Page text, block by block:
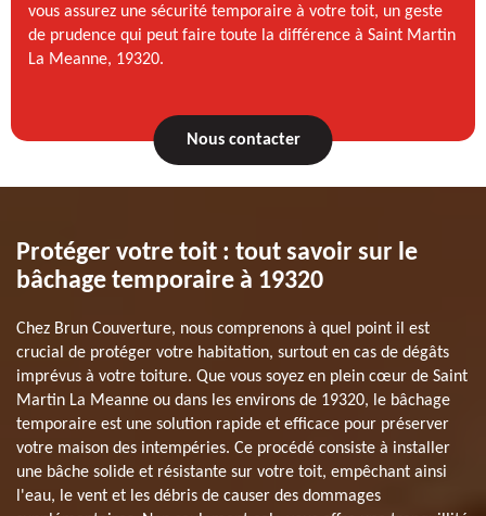
vous assurez une sécurité temporaire à votre toit, un geste
de prudence qui peut faire toute la différence à Saint Martin
La Meanne, 19320.
Nous contacter
Protéger votre toit : tout savoir sur le
bâchage temporaire à 19320
Chez Brun Couverture, nous comprenons à quel point il est
crucial de protéger votre habitation, surtout en cas de dégâts
imprévus à votre toiture. Que vous soyez en plein cœur de Saint
Martin La Meanne ou dans les environs de 19320, le bâchage
temporaire est une solution rapide et efficace pour préserver
votre maison des intempéries. Ce procédé consiste à installer
une bâche solide et résistante sur votre toit, empêchant ainsi
l'eau, le vent et les débris de causer des dommages